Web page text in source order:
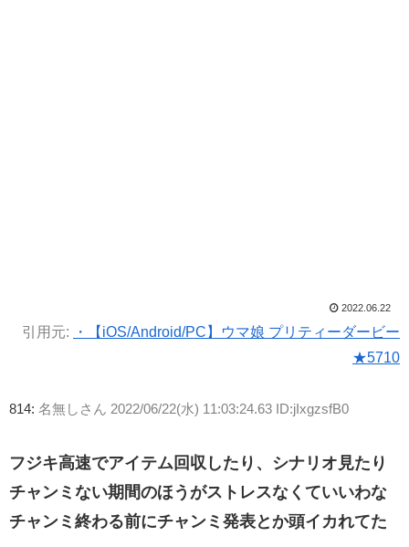
2022.06.22
引用元:
・【iOS/Android/PC】ウマ娘 プリティーダービー
★5710
814: 名無しさん 2022/06/22(水) 11:03:24.63 ID:jIxgzsfB0
フジキ高速でアイテム回収したり、シナリオ見たり
チャンミない期間のほうがストレスなくていいわな
チャンミ終わる前にチャンミ発表とか頭イカれてた